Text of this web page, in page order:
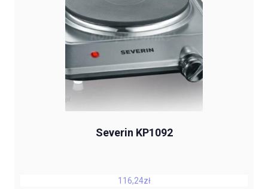
Severin KP1092
116,24zł